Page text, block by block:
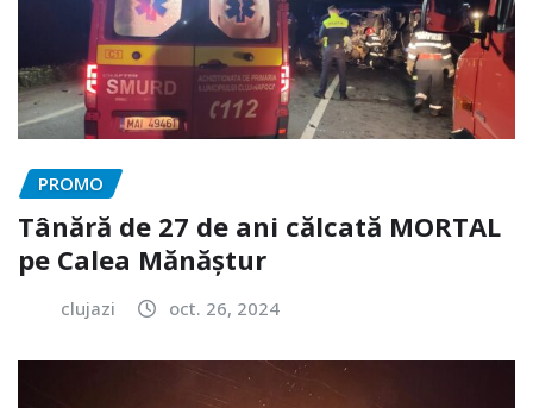
PROMO
Tânără de 27 de ani călcată MORTAL
pe Calea Mănăștur
clujazi oct. 26, 2024